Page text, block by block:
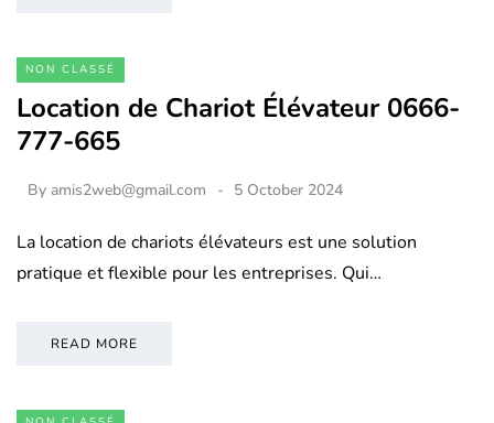
NON CLASSÉ
Location de Chariot Élévateur 0666-
777-665
By amis2web@gmail.com 5 October 2024
La location de chariots élévateurs est une solution
pratique et flexible pour les entreprises. Qui…
READ MORE